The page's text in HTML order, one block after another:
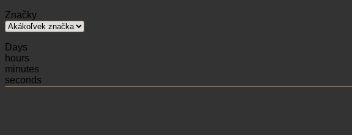
Značky
Days
hours
minutes
seconds